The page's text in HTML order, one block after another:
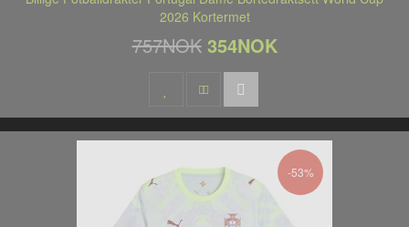
2026 Kortermet
757NOK 354NOK
-53%